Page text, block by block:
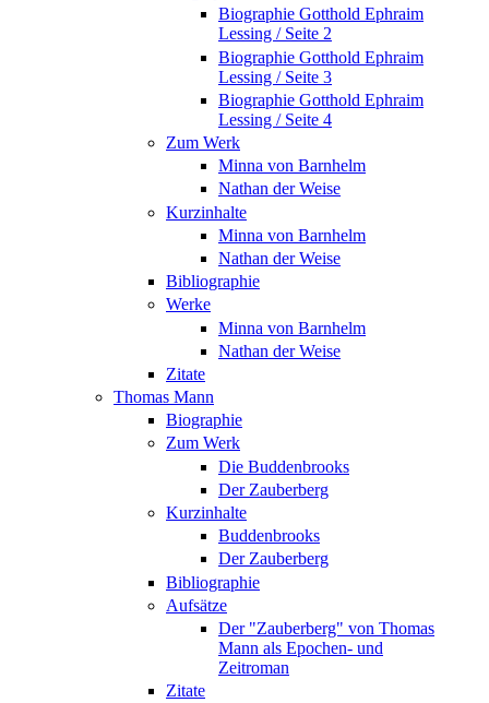
Biographie Gotthold Ephraim
Lessing / Seite 2
Biographie Gotthold Ephraim
Lessing / Seite 3
Biographie Gotthold Ephraim
Lessing / Seite 4
Zum Werk
Minna von Barnhelm
Nathan der Weise
Kurzinhalte
Minna von Barnhelm
Nathan der Weise
Bibliographie
Werke
Minna von Barnhelm
Nathan der Weise
Zitate
Thomas Mann
Biographie
Zum Werk
Die Buddenbrooks
Der Zauberberg
Kurzinhalte
Buddenbrooks
Der Zauberberg
Bibliographie
Aufsätze
Der "Zauberberg" von Thomas
Mann als Epochen- und
Zeitroman
Zitate